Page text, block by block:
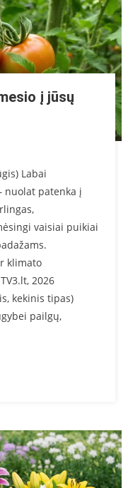
į jūsų
Labai
nuolat patenka į
vaisiai puikiai
klimato
2026
kekinis tipas)
pailgų,